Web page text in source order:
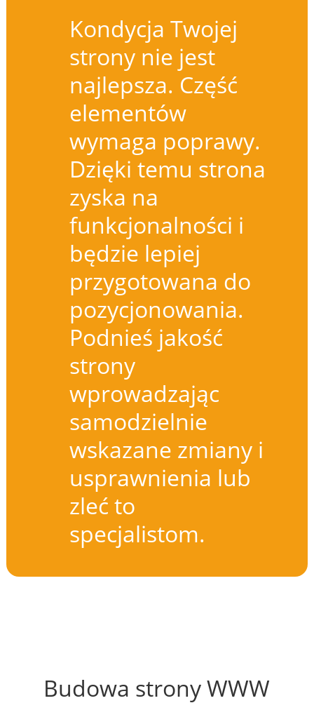
Kondycja Twojej
strony nie jest
najlepsza. Część
elementów
wymaga poprawy.
Dzięki temu strona
zyska na
funkcjonalności i
będzie lepiej
przygotowana do
pozycjonowania.
Podnieś jakość
strony
wprowadzając
samodzielnie
wskazane zmiany i
usprawnienia lub
zleć to
specjalistom.
Budowa strony WWW